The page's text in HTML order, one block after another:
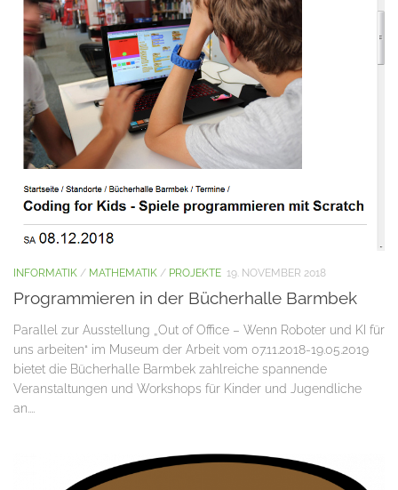
INFORMATIK / MATHEMATIK / PROJEKTE 19. NOVEMBER 2018
Programmieren in der Bücherhalle Barmbek
Parallel zur Ausstellung „Out of Office – Wenn Roboter und KI für
uns arbeiten“ im Museum der Arbeit vom 07.11.2018-19.05.2019
bietet die Bücherhalle Barmbek zahlreiche spannende
Veranstaltungen und Workshops für Kinder und Jugendliche
an....